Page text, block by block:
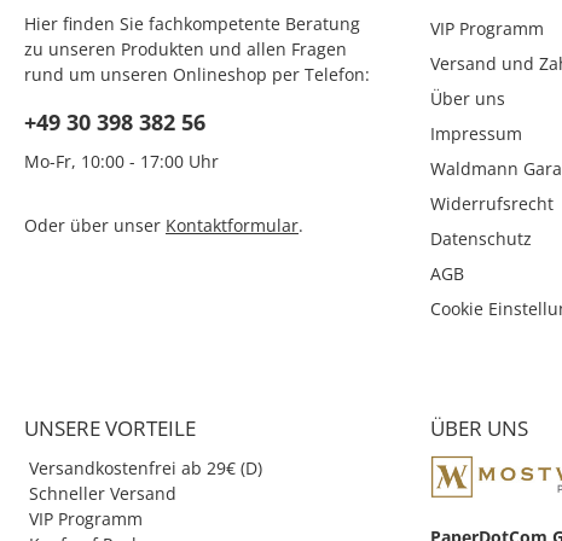
sorgt eine Drehmechanik. Alle
Komponenten aus Metall sind
Rhodium plattiert. Dieser
Drehkugelschreiber hat eine
Durchmesser von 11,6 mm
Waldmann Schreibgerät wird
Jahre Garantie! Die
Kugelschreiber ist ab
mit einer blauen
Medium Schmidt
Mine bestückt und
einer Geschenkbox
Maße: Dia. 13 / h.
Gewicht: 32 gr.
Kugelschreiberminen
diverses Zubehör
Boss Zubehör.
Hier finden Sie fachkompetente Beratung
zu unseren Produkten und allen Fragen
rund um unseren Onlineshop per Telefon:
+49 30 398 382 56
Mo-Fr, 10:00 - 17:00 Uhr
Oder über unser Kontaktformular.
VIP Programm
Versand und
Über uns
Impressum
Waldmann
Widerrufsrecht
Datenschutz
AGB
Cookie
UNSERE VORTEILE
Versandkostenfrei ab 29€ (D)
Schneller Versand
VIP Programm
ÜBER UNS